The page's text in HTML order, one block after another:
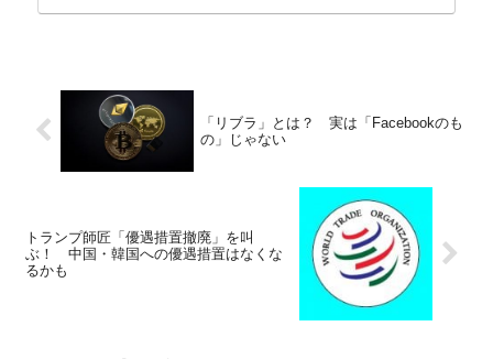
「リブラ」とは？ 実は「Facebookのも
の」じゃない
トランプ師匠「優遇措置撤廃」を叫
ぶ！ 中国・韓国への優遇措置はなくな
るかも